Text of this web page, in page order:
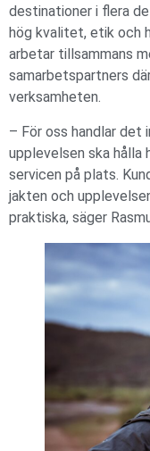
destinationer i flera
hög kvalitet, etik och
arbetar tillsammans
samarbetspartners
verksamheten.
– För oss handlar det
upplevelsen ska hålla
servicen på plats.
jakten och
praktiska, säger